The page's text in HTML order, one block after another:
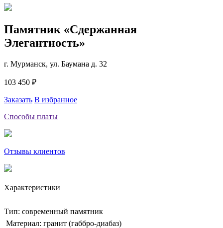
Памятник «Сдержанная
Элегантность»
г. Мурманск, ул. Баумана д. 32
103 450 ₽
Заказать В избранное
Способы платы
Отзывы клиентов
Характеристики
Тип: современный памятник
Материал: гранит (габбро-диабаз)